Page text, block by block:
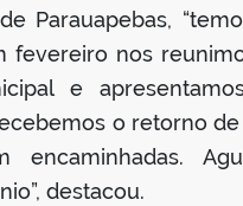
Parauapebas,
fevereiro nos
e
o retorno
destacou.